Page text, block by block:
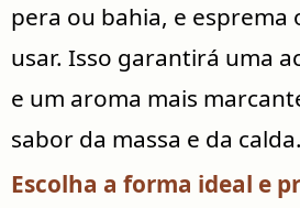
pera ou bahia, e esprema
usar. Isso garantirá uma
e um aroma mais
sabor da massa e da calda.
Escolha a forma ideal e